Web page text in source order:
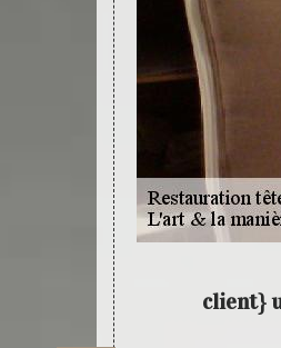
client}